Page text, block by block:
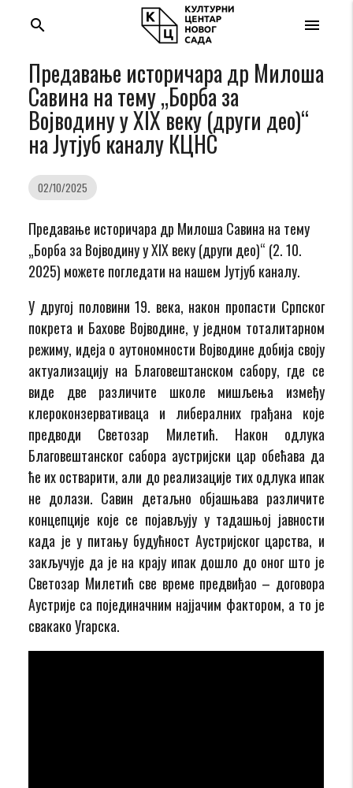
menu
search
Предавање историчара др Милоша
Савина на тему „Борба за
Војводину у XIX веку (други део)“
на Јутјуб каналу КЦНС
02/10/2025
Предавање историчара др Милоша Савина на тему
„Борба за Војводину у XIX веку (други део)“ (2. 10.
2025) можете погледати на нашем Јутјуб каналу.
У другој половини 19. века, након пропасти Српског
покрета и Бахове Војводине, у једном тоталитарном
режиму, идеја о аутономности Војводине добија своју
актуализацију на Благовештанском сабору, где се
виде две различите школе мишљења између
клероконзервативаца и либералних грађана које
предводи Светозар Милетић. Након одлука
Благовештанског сабора аустријски цар обећава да
ће их остварити, али до реализације тих одлука ипак
не долази. Савин детаљно објашњава различите
концепције које се појављују у тадашњој јавности
када је у питању будућност Аустријског царства, и
закључује да је на крају ипак дошло до оног што је
Светозар Милетић све време предвиђао – договора
Аустрије са појединачним најјачим фактором, а то је
свакако Угарска.